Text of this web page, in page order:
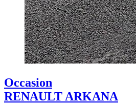
Occasion
RENAULT ARKANA